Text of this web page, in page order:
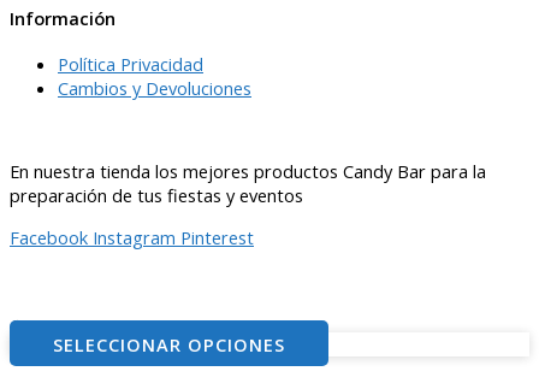
Información
Política Privacidad
Cambios y Devoluciones
En nuestra tienda los mejores productos Candy Bar para la
preparación de tus fiestas y eventos
Facebook Instagram Pinterest
© 2021– ventitascandybar.cl
SELECCIONAR OPCIONES